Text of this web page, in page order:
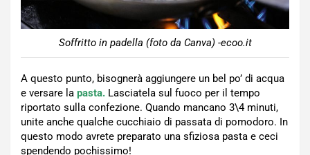
Soffritto in padella (foto da Canva) -ecoo.it
A questo punto, bisognerà aggiungere un bel po’ di acqua
e versare la pasta. Lasciatela sul fuoco per il tempo
riportato sulla confezione. Quando mancano 3\4 minuti,
unite anche qualche cucchiaio di passata di pomodoro. In
questo modo avrete preparato una sfiziosa pasta e ceci
spendendo pochissimo!